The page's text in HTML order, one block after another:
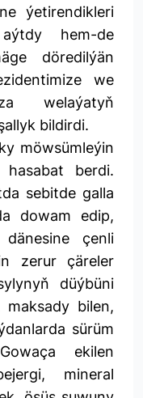
ýetirendikleri
hem-de
döredilýän
we
welaýatyň
bildirdi.
möwsümleýin
berdi.
sebitde galla
dowam edip,
çenli
zerur çäreler
düýbüni
bilen,
sürüm
ekilen
mineral